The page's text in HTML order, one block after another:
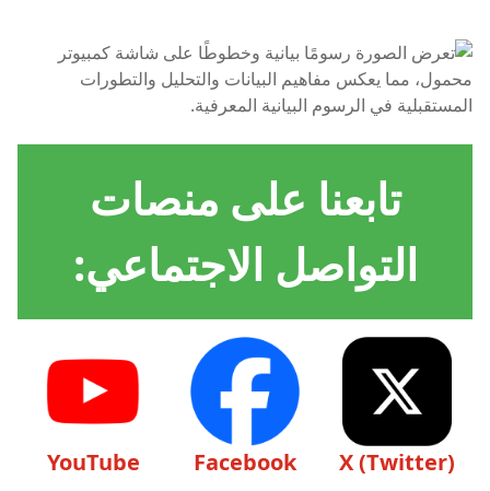
تابعنا على منصات
التواصل الاجتماعي:
X (Twitter)
Facebook
YouTube